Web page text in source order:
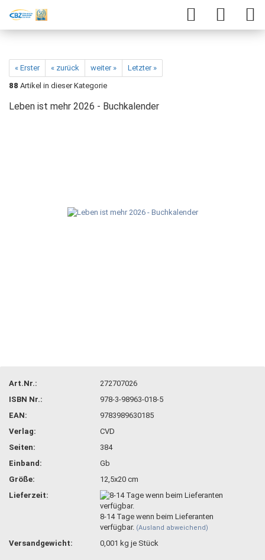
« Erster « zurück weiter »
Letzter »
88 Artikel in dieser Kategorie
Leben ist mehr 2026 - Buchkalender
Art.Nr.:
272707026
ISBN Nr.:
978-3-98963-018-5
EAN:
9783989630185
Verlag:
CVD
Seiten:
384
Einband:
Gb
Größe:
12,5x20 cm
Lieferzeit:
8-14 Tage wenn beim Lieferanten
verfügbar. (Ausland abweichend)
Versandgewicht: 0,001 kg je Stück